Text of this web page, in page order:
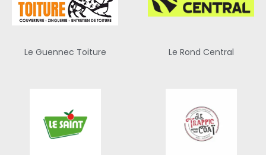
Le Guennec Toiture Le Rond Central